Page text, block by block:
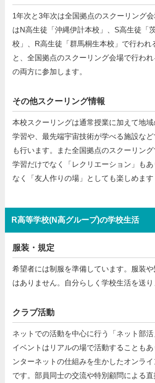
1年次と3年次は全国拠点のスクーリング
はN高生徒「沖縄伊計本校」、S高生徒「
校」、R高生徒「群馬桐生本校」で行われ
と、全国拠点のスクーリング会場で⾏わ
の両⽅に参加します。
その他スクーリング情報
本校スクーリングは通常授業に加えて地
学習や、最先端宇宙技術が学べる施設な
も行います。また全国拠点のスクーリン
学習だけでなく「レクリエーション」も
なく「友人作りの場」としても楽しめます
R高等学校(N高グループ)の学校生活
服装・規定
希望者には制服を準備しています。服装
はありません。自分らしく学校生活を送り
クラブ活動
ネットでの活動を中心に行う「ネット部
イベントはリアルの場で活動することも
ンターネットの仕組みを生かしたオンラ
です。部員同士の交流や特別顧問による